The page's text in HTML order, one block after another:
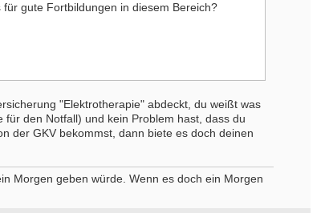
für gute Fortbildungen in diesem Bereich?
"Elektrotherapie" abdeckt, du weißt was
für den Notfall) und kein Problem hast, dass du
der GKV bekommst, dann biete es doch deinen
Morgen geben würde. Wenn es doch ein Morgen
w/d) Station
Neurologie Weyertal
(m/w/d) zur Erweiterung
Starte als selbständige Ergotherapeut*in
in etablierter Praxengemeinschaft
40000-49999 - Duisburg-Stadtmitte
70000-79999 - Raum Karlsruhe